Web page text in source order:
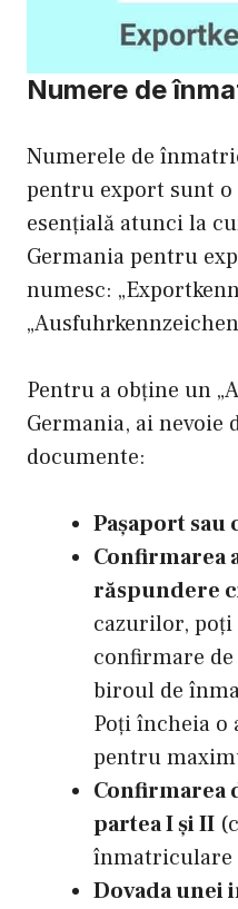
Numere de
Numerele de
pentru export sunt
esențială atunci la
Germania pentru
numesc:
Pentru a obține un
Germania, ai nevoie
documente:
Pașaport sau
Confirmarea
răspundere
cazurilor, poți
confirmare de
biroul de
Poți încheia o
pentru
Confirmarea
partea I și II
înmatriculare
Dovada unei